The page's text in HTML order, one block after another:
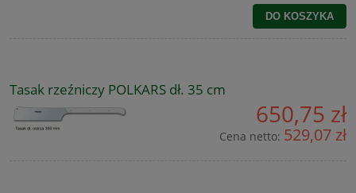
DO KOSZYKA
Tasak rzeźniczy POLKARS dł. 35 cm
650,75 zł
Cena netto: 529,07 zł